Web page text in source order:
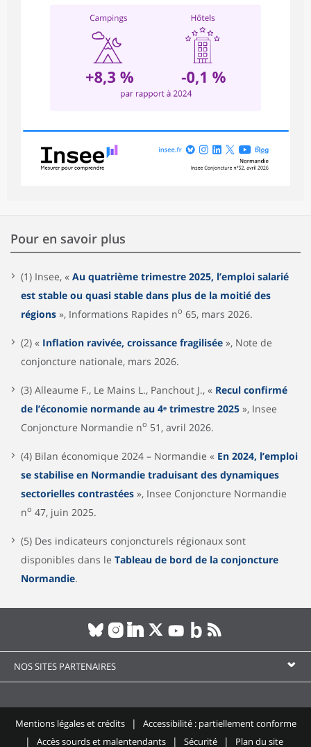
Pour en savoir plus
(1) Insee, « Au quatrième trimestre 2025, l’emploi salarié
est stable ou quasi stable dans plus de la moitié des
régions », Informations Rapides no 65, mars 2026.
(2) « Inflation ravivée, croissance fragilisée », Note de
conjoncture nationale, mars 2026.
(3) Alleaume F., Le Mains L., Panchout J., « Recul confirmé
de l’économie normande au 4ᵉ trimestre 2025 », Insee
Conjoncture Normandie no 51, avril 2026.
(4) Bilan économique 2024 – Normandie « En 2024, l’emploi
se stabilise en Normandie traduisant des dynamiques
sectorielles contrastées », Insee Conjoncture Normandie
no 47, juin 2025.
(5) Des indicateurs conjoncturels régionaux sont
disponibles dans le Tableau de bord de la conjoncture
Normandie.
NOS SITES PARTENAIRES
Mentions légales et crédits
Accessibilité : partiellement conforme
Accès sourds et malentendants
Sécurité Plan du site